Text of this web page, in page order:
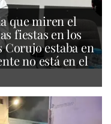
que miren el
fiestas en los
estaba en
no está en el